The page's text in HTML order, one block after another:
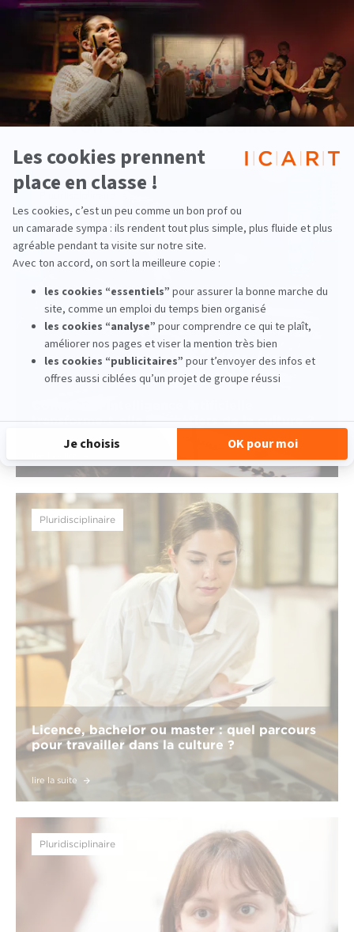
‹ Actualité précedente Actualité suivante ›
Voir d'autres actualités
transforme-t-elle les métiers de la culture ?
Pluridisciplinaire
Licence, bachelor ou master : quel parcours
pour travailler dans la culture ?
lire la suite
Pluridisciplinaire